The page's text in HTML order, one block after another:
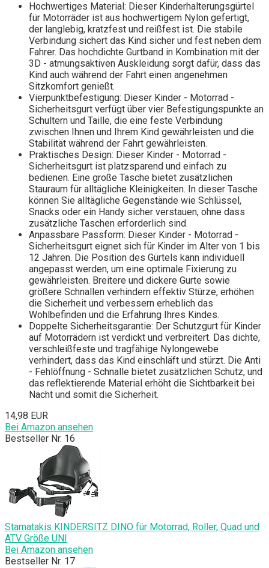
Hochwertiges Material: Dieser Kinderhalterungsgürtel
für Motorräder ist aus hochwertigem Nylon gefertigt,
der langlebig, kratzfest und reißfest ist. Die stabile
Verbindung sichert das Kind sicher und fest neben dem
Fahrer. Das hochdichte Gurtband in Kombination mit der
3D - atmungsaktiven Auskleidung sorgt dafür, dass das
Kind auch während der Fahrt einen angenehmen
Sitzkomfort genießt.
Vierpunktbefestigung: Dieser Kinder - Motorrad -
Sicherheitsgurt verfügt über vier Befestigungspunkte an
Schultern und Taille, die eine feste Verbindung
zwischen Ihnen und Ihrem Kind gewährleisten und die
Stabilität während der Fahrt gewährleisten.
Praktisches Design: Dieser Kinder - Motorrad -
Sicherheitsgurt ist platzsparend und einfach zu
bedienen. Eine große Tasche bietet zusätzlichen
Stauraum für alltägliche Kleinigkeiten. In dieser Tasche
können Sie alltägliche Gegenstände wie Schlüssel,
Snacks oder ein Handy sicher verstauen, ohne dass
zusätzliche Taschen erforderlich sind.
Anpassbare Passform: Dieser Kinder - Motorrad -
Sicherheitsgurt eignet sich für Kinder im Alter von 1 bis
12 Jahren. Die Position des Gürtels kann individuell
angepasst werden, um eine optimale Fixierung zu
gewährleisten. Breitere und dickere Gurte sowie
größere Schnallen verhindern effektiv Stürze, erhöhen
die Sicherheit und verbessern erheblich das
Wohlbefinden und die Erfahrung Ihres Kindes.
Doppelte Sicherheitsgarantie: Der Schutzgurt für Kinder
auf Motorrädern ist verdickt und verbreitert. Das dichte,
verschleißfeste und tragfähige Nylongewebe
verhindert, dass das Kind einschläft und stürzt. Die Anti
- Fehlöffnung - Schnalle bietet zusätzlichen Schutz, und
das reflektierende Material erhöht die Sichtbarkeit bei
Nacht und somit die Sicherheit.
14,98 EUR
Bei Amazon ansehen
Bestseller Nr. 16
Stamatakis KINDERSITZ DINO für Motorrad, Roller, Quad und
ATV Größe UNI
Bei Amazon ansehen
Bestseller Nr. 17